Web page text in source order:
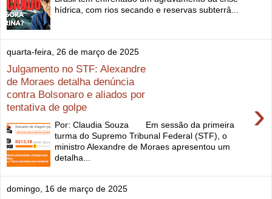
hídrica, com rios secando e reservas subterrâ...
quarta-feira, 26 de março de 2025
Julgamento no STF: Alexandre
de Moraes detalha denúncia
contra Bolsonaro e aliados por
tentativa de golpe
›
Por: Claudia Souza Em sessão da primeira
turma do Supremo Tribunal Federal (STF), o
ministro Alexandre de Moraes apresentou um
detalha...
domingo, 16 de março de 2025